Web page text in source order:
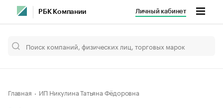
РБК Компании Личный кабинет
Главная ИП Никулина Татьяна Фёдоровна